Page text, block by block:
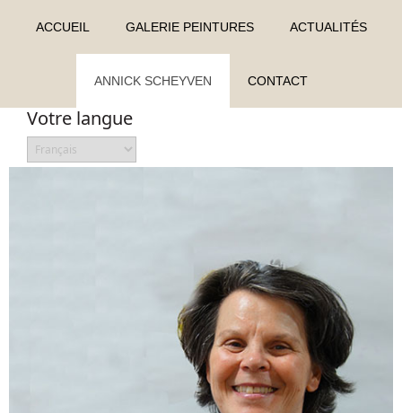
ACCUEIL GALERIE PEINTURES ACTUALITÉS
ANNICK SCHEYVEN CONTACT
Votre langue